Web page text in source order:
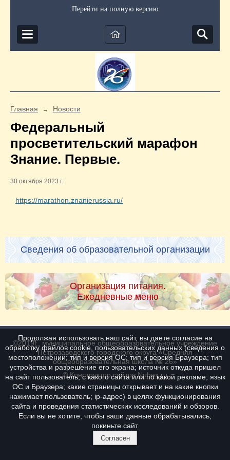
Перейти на полную версию
Главная → Новости
Федеральный
просветительский марафон
Знание. Первые.
30 октября 2023 г.
https://marathon.znanierussia.ru/
Сведения об образовательной организации
Организация питания.
Ежедневные меню
©2019г., муниципальное общеобразовательное учреждение
Петрозаводского городского округа «Средняя
общеобразовательная школа № 26»
© Конструктор сайтовNubex.ru
Продолжая использовать наш сайт, вы даете согласие на
обработку файлов cookie, пользовательских данных (сведения о
местоположении; тип и версия ОС; тип и версия Браузера; тип
устройства и разрешение его экрана; источник откуда пришел
на сайт пользователь; с какого сайта или по какой рекламе; язык
ОС и Браузера; какие страницы открывает и на какие кнопки
нажимает пользователь; ip-адрес) в целях функционирования
сайта и проведения статистических исследований и обзоров.
Если вы не хотите, чтобы ваши данные обрабатывались,
покиньте сайт.
Согласен